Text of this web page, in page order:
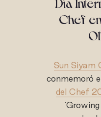
Chef
Sun Siyam
conmemoró
del Chef